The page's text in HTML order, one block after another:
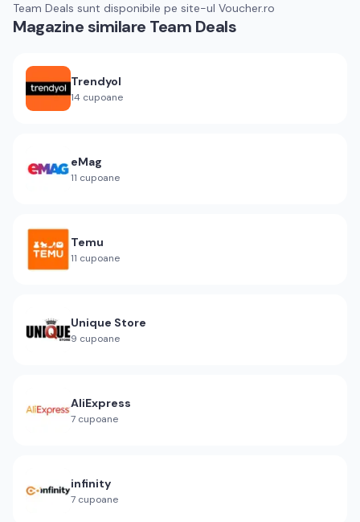
Team Deals sunt disponibile pe site-ul Voucher.ro
Magazine similare Team Deals
Trendyol
14 cupoane
eMag
11 cupoane
Temu
11 cupoane
Unique Store
9 cupoane
AliExpress
7 cupoane
infinity
7 cupoane